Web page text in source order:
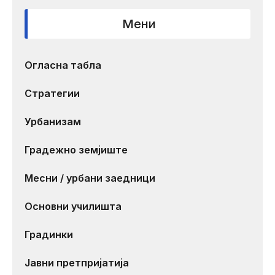
Мени
Огласна табла
Стратегии
Урбанизам
Градежно земјиште
Месни / урбани заедници
Основни училишта
Градинки
Јавни претпријатија